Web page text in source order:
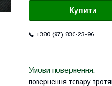
Купити
+380 (97) 836-23-96
повернення товару